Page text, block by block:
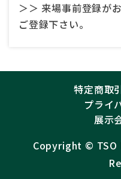
＞＞ 来場事前登録が
ご登録下さい。
特定商取
プライ
展示
Copyright ©︎